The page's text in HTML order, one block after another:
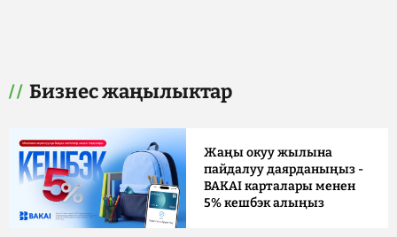
Бизнес жаңылыктар
Жаңы окуу жылына
пайдалуу даярданыңыз -
BAKAI карталары менен
5% кешбэк алыңыз